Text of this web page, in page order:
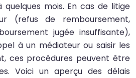
quelques mois. En cas de litige
(refus de remboursement,
jugée insuffisante),
à un médiateur ou saisir les
ces procédures peuvent être
Voici un aperçu des délais